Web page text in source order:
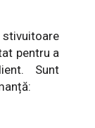
pentru a
Sunt